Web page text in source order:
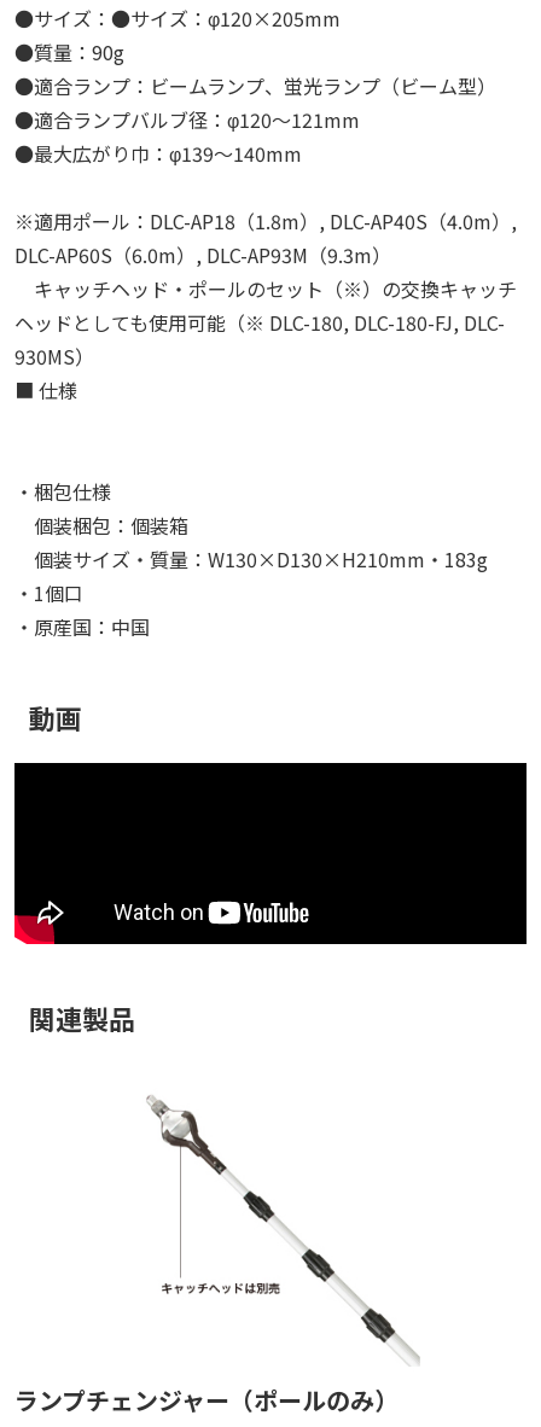
●サイズ：●サイズ：φ120×205mm
●質量：90g
●適合ランプ：ビームランプ、蛍光ランプ（ビーム型）
●適合ランプバルブ径：φ120～121mm
●最大広がり巾：φ139～140mm
※適用ポール：DLC-AP18（1.8m）, DLC-AP40S（4.0m）,
DLC-AP60S（6.0m）, DLC-AP93M（9.3m）
キャッチヘッド・ポールのセット（※）の交換キャッチ
ヘッドとしても使用可能（※ DLC-180, DLC-180-FJ, DLC-
930MS）
■ 仕様
・梱包仕様
個装梱包：個装箱
個装サイズ・質量：W130×D130×H210mm・183g
・1個口
・原産国：中国
動画
関連製品
ランプチェンジャー（ポールのみ）